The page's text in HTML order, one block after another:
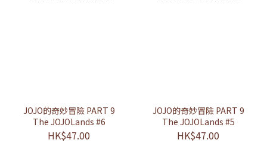
JOJO的奇妙冒險 PART 9
The JOJOLands #6
HK$47.00
JOJO的奇妙冒險 PART 9
The JOJOLands #5
HK$47.00